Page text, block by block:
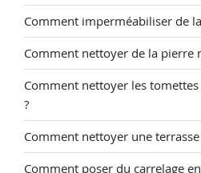
Comment imperméabiliser de
Comment nettoyer de la pierre
Comment nettoyer les
?
Comment nettoyer une
Comment poser du carrelage